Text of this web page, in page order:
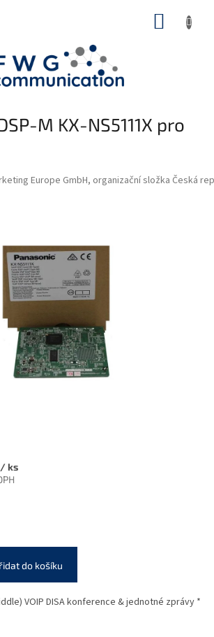
M KX-NS5111X pro
Europe GmbH, organizační složka Česká
/ ks
do košíku
VOIP DISA konference & jednotné zprávy *